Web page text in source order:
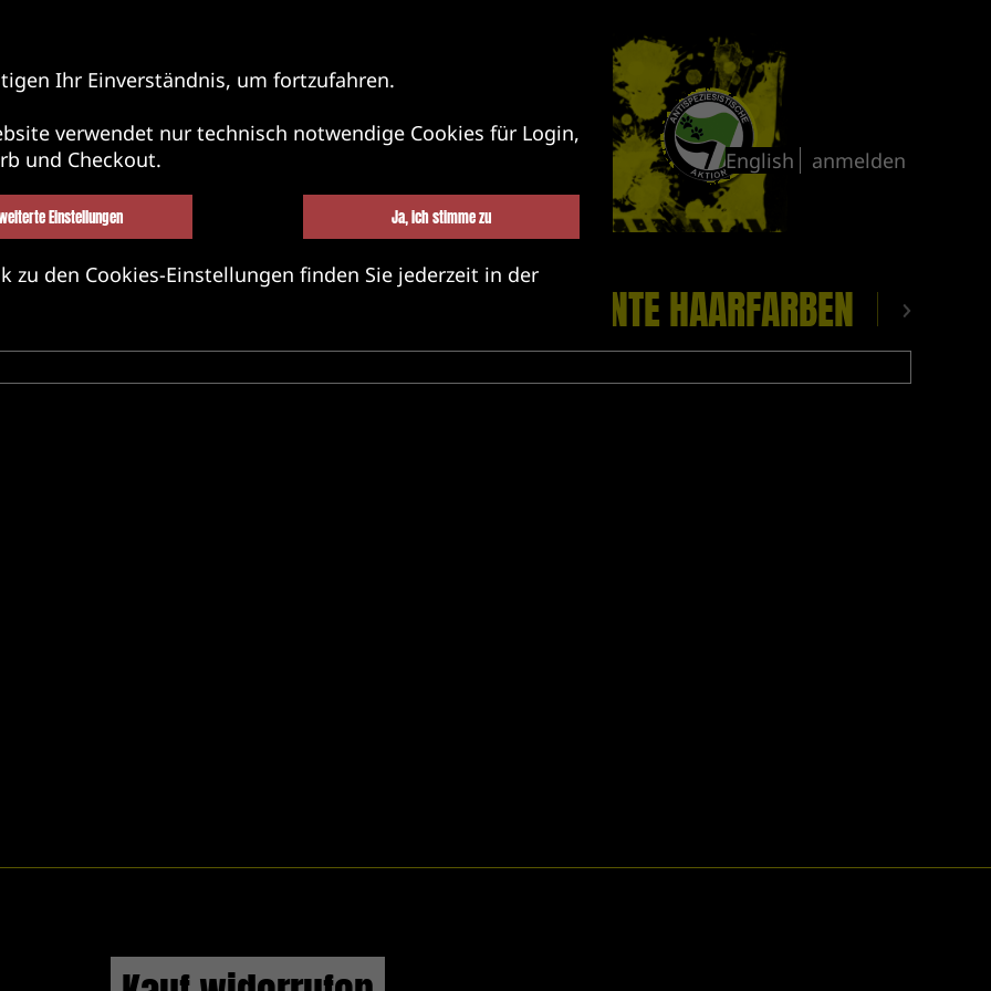
anmelden
BUNTE HAARFARBEN
Ihr Einverständnis, um fortzufahren.
verwendet nur technisch notwendige Cookies für Login,
und Checkout.
Einstellungen Ja, ich stimme zu
zu den Cookies-Einstellungen finden Sie jederzeit in der